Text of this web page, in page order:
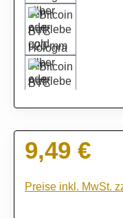
Regulärer Preis:
9,49 €
Preise inkl. MwSt.